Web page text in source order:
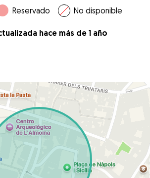
Reservado No disponible
hace más de 1 año